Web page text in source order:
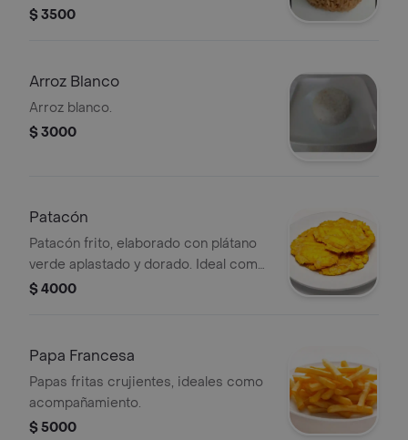
fresco.
$ 3500
Arroz Blanco
Arroz blanco.
$ 3000
Patacón
Patacón frito, elaborado con plátano
verde aplastado y dorado. Ideal como
acompañamiento.
$ 4000
Papa Francesa
Papas fritas crujientes, ideales como
acompañamiento.
$ 5000